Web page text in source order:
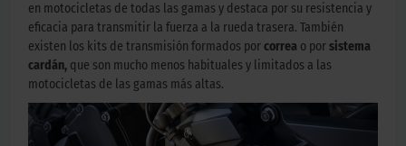
en motocicletas de todas las gamas y destaca por su resistencia y
eficacia para transmitir la fuerza a la rueda trasera. También
existen los kits de transmisión formados porcorrea o porsistema
cardán, que son mucho menos habituales y limitados a las
motocicletas de las gamas más altas.